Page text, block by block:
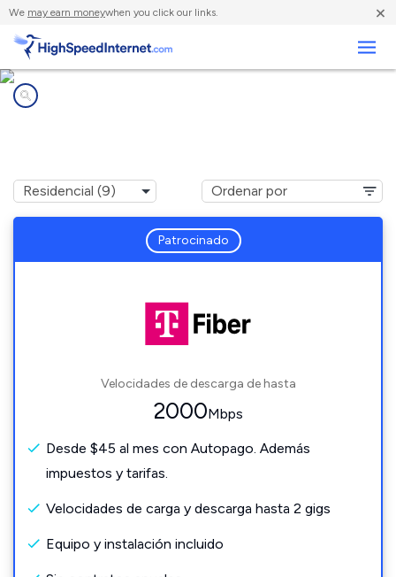
We may earn moneywhen you click our links. ×
Patrocinado
Velocidades de descarga de hasta
2000Mbps
Desde $45 al mes con Autopago. Además
impuestos y tarifas.
Velocidades de carga y descarga hasta 2 gigs
Equipo y instalación incluido